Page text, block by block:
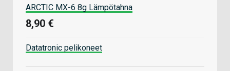
ARCTIC MX-6 8g Lämpötahna
8,90 €
Datatronic pelikoneet